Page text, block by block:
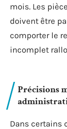
mois. Les
doivent être
comporter le
incomplet
Précisions
Dans certains